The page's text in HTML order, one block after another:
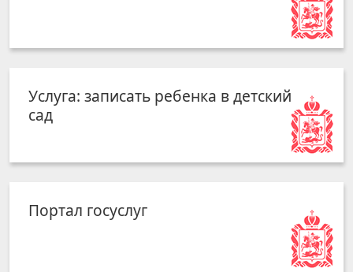
Услуга: записать ребенка в детский
сад
Портал госуслуг